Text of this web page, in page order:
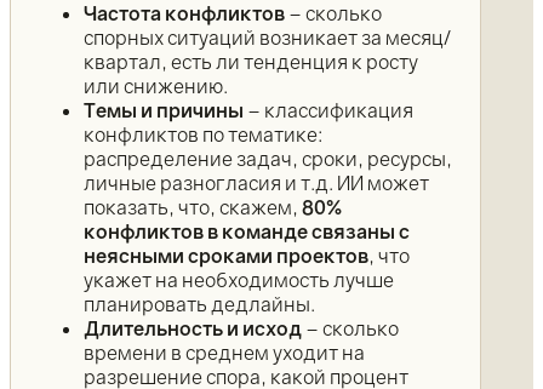
Частота конфликтов – сколько
спорных ситуаций возникает за месяц/
квартал, есть ли тенденция к росту
или снижению.
Темы и причины – классификация
конфликтов по тематике:
распределение задач, сроки, ресурсы,
личные разногласия и т.д. ИИ может
показать, что, скажем, 80%
конфликтов в команде связаны с
неясными сроками проектов, что
укажет на необходимость лучше
планировать дедлайны.
Длительность и исход – сколько
времени в среднем уходит на
разрешение спора, какой процент